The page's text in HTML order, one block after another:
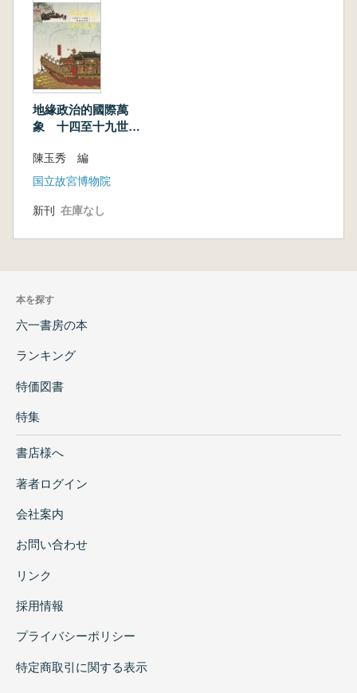
Imperial Edict to the King of Annam 2)
III-03-05. 明太祖御筆(二)禮部進貢事
From the Imperial Brush of Ming Taizu (II: On
the Matter of the Ministry of Rites and
Presenting Tribute)
III-04. 山水人物畫帖
Landscape and Figures
III-05. 山水圖
III-06. 書帖
Calligraphy
III-09. 書額
Plaque Title
章程
Complying with Instructions in the Palace
Conducting Business at the Institute
III-11. 奏報琉球使臣回國過浙情形
Memorial Reporting on the Situation of
Their Way Back
Memorial on the Starting Date from Fujian
for the Tribute Envoy from Ryukyu Going to the
III-13. 奏為琉球國進貢正使毛種美等來京思欲瞻
仰文廟
Ma Zhongmei et al. Seeking to Visit the Temple
地緣政治的國際萬
象 十四至十九世紀
の国際的展望:14世紀
から19世紀にかけて
陳玉秀 編
国立故宮博物院
新刊 在庫なし
本を探す
六一書房の本
ランキング
特価図書
特集
書店様へ
著者ログイン
会社案内
お問い合わせ
リンク
採用情報
プライバシーポリシー
特定商取引に関する表示